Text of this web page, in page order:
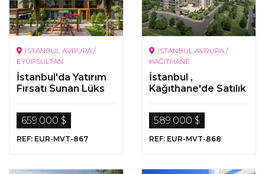
İSTANBUL AVRUPA /
EYÜPSULTAN
İstanbul'da Yatırım
Fırsatı Sunan Lüks
659.000 $
REF: EUR-MVT-867
İSTANBUL AVRUPA /
KAĞITHANE
İstanbul ,
Kağıthane'de Satılık
Lüks Gayrimenkuller
589.000 $
REF: EUR-MVT-868